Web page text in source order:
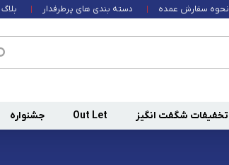
نحوه سفارش عمده دسته بندی های پرطرفدار بلاگ
تخفیفات شگفت انگیز Out Let جشنواره